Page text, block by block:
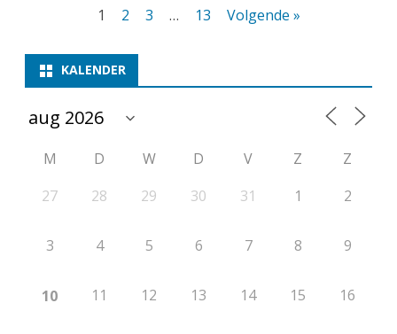
1 2 3 … 13 Volgende »
KALENDER
M D W D V Z
Z
27
28 29 30 31 1 2
3 4 5 6 7 8 9
10 11 12 13 14 15 16